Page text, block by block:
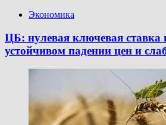
Экономика
ЦБ: нулевая ключевая
устойчивом падении цен и